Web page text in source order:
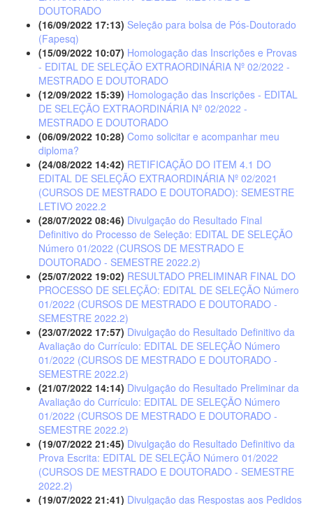
DOUTORADO
(16/09/2022 17:13) Seleção para bolsa de Pós-Doutorado
(Fapesq)
(15/09/2022 10:07) Homologação das Inscrições e Provas
- EDITAL DE SELEÇÃO EXTRAORDINÁRIA Nº 02/2022 -
MESTRADO E DOUTORADO
(12/09/2022 15:39) Homologação das Inscrições - EDITAL
DE SELEÇÃO EXTRAORDINÁRIA Nº 02/2022 -
MESTRADO E DOUTORADO
(06/09/2022 10:28) Como solicitar e acompanhar meu
diploma?
(24/08/2022 14:42) RETIFICAÇÃO DO ITEM 4.1 DO
EDITAL DE SELEÇÃO EXTRAORDINÁRIA Nº 02/2021
(CURSOS DE MESTRADO E DOUTORADO): SEMESTRE
LETIVO 2022.2
(28/07/2022 08:46) Divulgação do Resultado Final
Definitivo do Processo de Seleção: EDITAL DE SELEÇÃO
Número 01/2022 (CURSOS DE MESTRADO E
DOUTORADO - SEMESTRE 2022.2)
(25/07/2022 19:02) RESULTADO PRELIMINAR FINAL DO
PROCESSO DE SELEÇÃO: EDITAL DE SELEÇÃO Número
01/2022 (CURSOS DE MESTRADO E DOUTORADO -
SEMESTRE 2022.2)
(23/07/2022 17:57) Divulgação do Resultado Definitivo da
Avaliação do Currículo: EDITAL DE SELEÇÃO Número
01/2022 (CURSOS DE MESTRADO E DOUTORADO -
SEMESTRE 2022.2)
(21/07/2022 14:14) Divulgação do Resultado Preliminar da
Avaliação do Currículo: EDITAL DE SELEÇÃO Número
01/2022 (CURSOS DE MESTRADO E DOUTORADO -
SEMESTRE 2022.2)
(19/07/2022 21:45) Divulgação do Resultado Definitivo da
Prova Escrita: EDITAL DE SELEÇÃO Número 01/2022
(CURSOS DE MESTRADO E DOUTORADO - SEMESTRE
2022.2)
(19/07/2022 21:41) Divulgação das Respostas aos Pedidos